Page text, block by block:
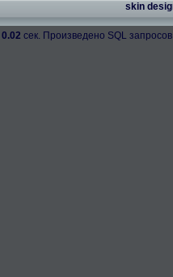
skin
0.02 сек. Произведено SQL